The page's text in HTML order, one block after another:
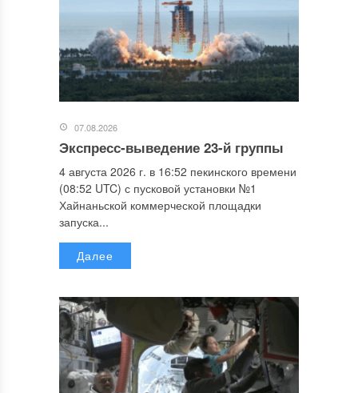
07.08.2026
Экспресс-выведение 23-й группы
4 августа 2026 г. в 16:52 пекинского времени
(08:52 UTC) с пусковой установки №1
Хайнаньской коммерческой площадки
запуска...
Далее